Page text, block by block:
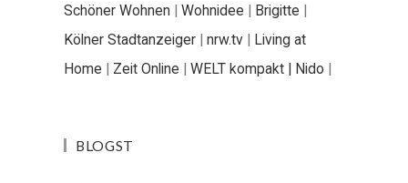
Schöner Wohnen | Wohnidee | Brigitte |
Kölner Stadtanzeiger | nrw.tv | Living at
Home | Zeit Online | WELT kompakt | Nido |
BLOGST